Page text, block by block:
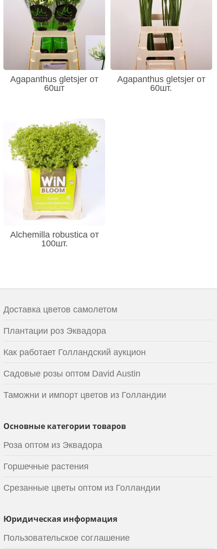
Agapanthus gletsjer от
60шт
Agapanthus gletsjer от
60шт.
Alchemilla robustica от
100шт.
Доставка цветов самолетом
Плантации роз Эквадора
Как работает Голландский аукцион
Садовые розы оптом David Austin
Таможни и импорт цветов из Голландии
Основные категории товаров
Роза оптом из Эквадора
Горшечные растения
Срезанные цветы оптом из Голландии
Юридическая информация
Пользовательское соглашение